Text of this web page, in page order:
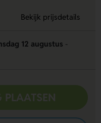
Bekijk prijsdetails
12 augustus
PLAATSEN